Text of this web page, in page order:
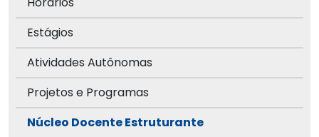
Estágios
Atividades Autônomas
Projetos e Programas
Núcleo Docente Estruturante